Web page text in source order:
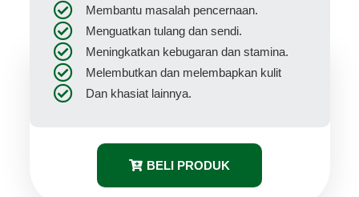
Membantu masalah pencernaan.
Menguatkan tulang dan sendi.
Meningkatkan kebugaran dan stamina.
Melembutkan dan melembapkan kulit
Dan khasiat lainnya.
BELI PRODUK